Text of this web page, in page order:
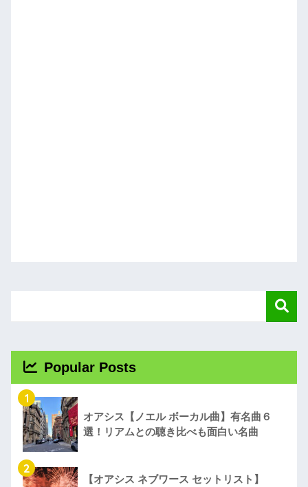
Popular Posts
1
オアシス【ノエル ボーカル曲】有名曲６
選！リアムとの聴き比べも面白い名曲
2
【オアシス ネブワース セットリスト】